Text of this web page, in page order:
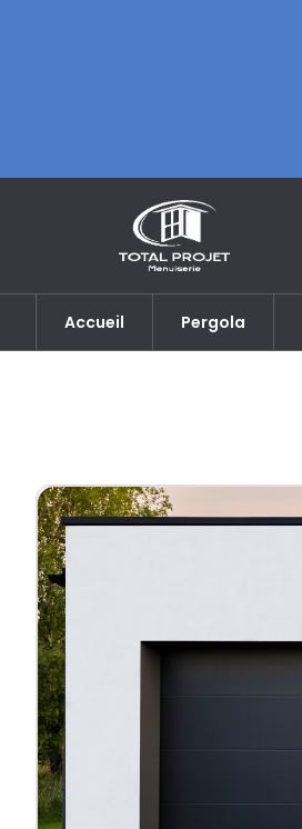
Accueil Pergola